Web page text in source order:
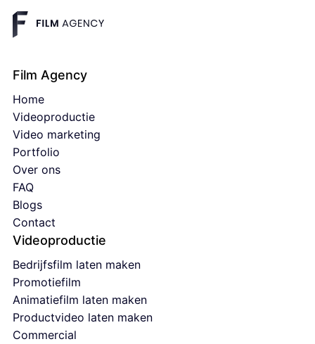
Film Agency
Home
Videoproductie
Video marketing
Portfolio
Over ons
FAQ
Blogs
Contact
Videoproductie
Bedrijfsfilm laten maken
Promotiefilm
Animatiefilm laten maken
Productvideo laten maken
Commercial